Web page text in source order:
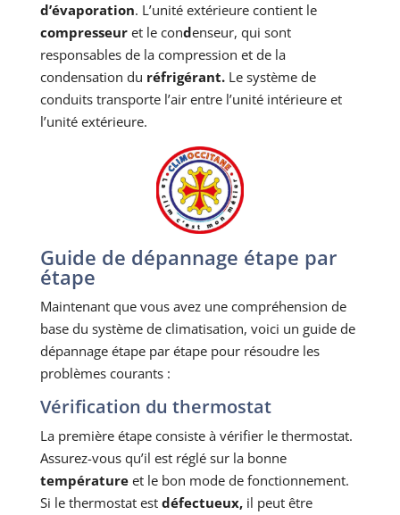
d’évaporation. L’unité extérieure contient le
compresseuret le condenseur, qui sont
responsables de la compression et de la
condensation du réfrigérant.Le système de
conduits transporte l’air entre l’unité intérieure et
l’unité extérieure.
Guide de dépannage étape par
étape
Maintenant que vous avez une compréhension de
base du système de climatisation, voici un guide de
dépannage étape par étape pour résoudre les
problèmes courants :
Vérification du thermostat
La première étape consiste à vérifier le thermostat.
Assurez-vous qu’il est réglé sur la bonne
températureet le bon mode de fonctionnement.
Si le thermostat est défectueux,il peut être